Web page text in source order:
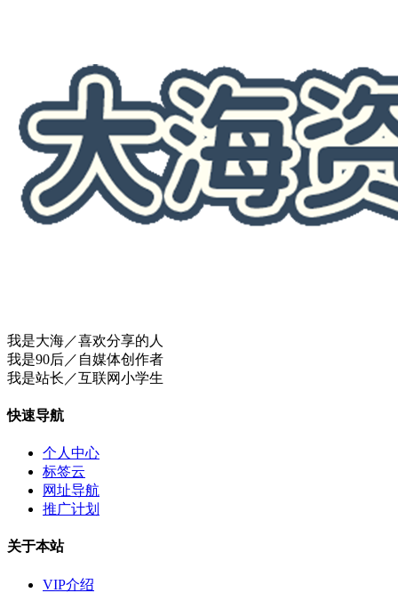
我是大海／喜欢分享的人
我是90后／自媒体创作者
我是站长／互联网小学生
快速导航
个人中心
标签云
网址导航
推广计划
关于本站
VIP介绍